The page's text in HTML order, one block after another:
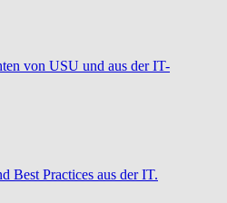
von USU und aus der IT-
Best Practices aus der IT.